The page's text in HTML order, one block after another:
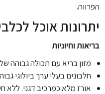
אוכל
וחיוניות
בריא עם תכולה גבוהה של עוף
בעלי ערך ביולוגי גבוה
מלא כמרכיב דגני. ללא